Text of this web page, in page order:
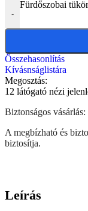
-
Fürdőszobai
Összehasonlítás
Kívásnságlistára
Megosztás:
12 látógató nézi
Biztonságos vásárlás:
A megbízható és
biztosítja.
Leírás